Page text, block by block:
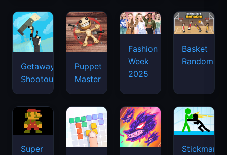
Getaway
Shootout
Puppet
Master
Fashion
Week
2025
Basket
Random
Super
Stickman